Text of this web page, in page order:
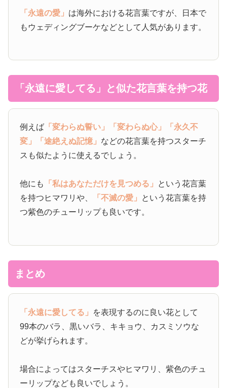
「永遠の愛」 は海外における花言葉ですが、日本で
もウェディングブーケなどとして人気があります。
「永遠に愛してる」と似た花言葉を持つ花
例えば 「変わらぬ誓い」 「変わらぬ心」
「永久不
変」
「途絶えぬ記憶」 などの花言葉を持つスターチ
スも似たように使えるでしょう。
他にも 「私はあなただけを見つめる」 という花言葉
を持つヒマワリや、
「不滅の愛」 という花言葉を持
つ紫色のチューリップも良いです。
まとめ
「永遠に愛してる」 を表現するのに良い花として
99本のバラ、黒いバラ、キキョウ、カスミソウな
どが挙げられます。
場合によってはスターチスやヒマワリ、紫色のチュ
ーリップなども良いでしょう。